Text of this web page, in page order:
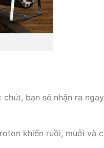
bạn sẽ nhận ra
khiến ruồi, muỗi và